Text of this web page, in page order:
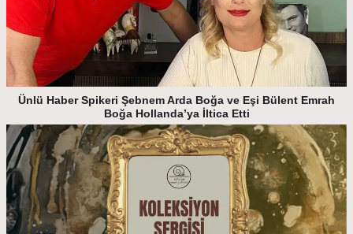
Ünlü Haber Spikeri Şebnem Arda Boğa ve Eşi Bülent Emrah
Boğa Hollanda’ya İltica Etti